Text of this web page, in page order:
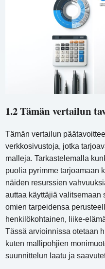
1.2 Tämän vertailun
Tämän vertailun
verkkosivustoja, jotka
malleja. Tarkastelemalla
puolia pyrimme tarjoamaan
näiden resurssien
auttaa käyttäjiä
omien tarpeidensa
henkilökohtainen, liike-
Tässä arvioinnissa otetaan
kuten mallipohjien
suunnittelun laatu ja